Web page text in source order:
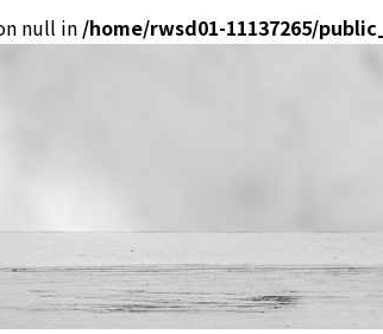
null in /home/rwsd01-11137265/